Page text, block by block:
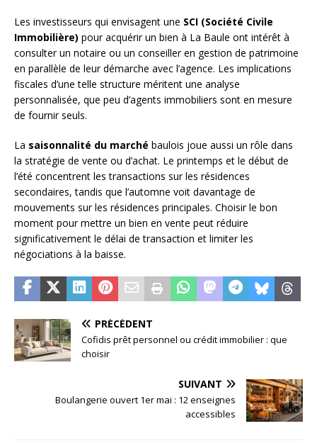
Les investisseurs qui envisagent une SCI (Société Civile
Immobilière) pour acquérir un bien à La Baule ont intérêt à
consulter un notaire ou un conseiller en gestion de patrimoine
en parallèle de leur démarche avec l’agence. Les implications
fiscales d’une telle structure méritent une analyse
personnalisée, que peu d’agents immobiliers sont en mesure
de fournir seuls.
La saisonnalité du marché baulois joue aussi un rôle dans
la stratégie de vente ou d’achat. Le printemps et le début de
l’été concentrent les transactions sur les résidences
secondaires, tandis que l’automne voit davantage de
mouvements sur les résidences principales. Choisir le bon
moment pour mettre un bien en vente peut réduire
significativement le délai de transaction et limiter les
négociations à la baisse.
PRÉCÉDENT
Cofidis prêt personnel ou crédit immobilier : que
choisir
SUIVANT
Boulangerie ouvert 1er mai : 12 enseignes
accessibles